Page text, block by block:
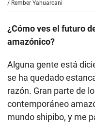
/ Rember Yahuarcani
¿Cómo ves el futuro
amazónico?
Alguna gente está
se ha quedado
razón. Gran parte de
contemporáneo
mundo shipibo, y me